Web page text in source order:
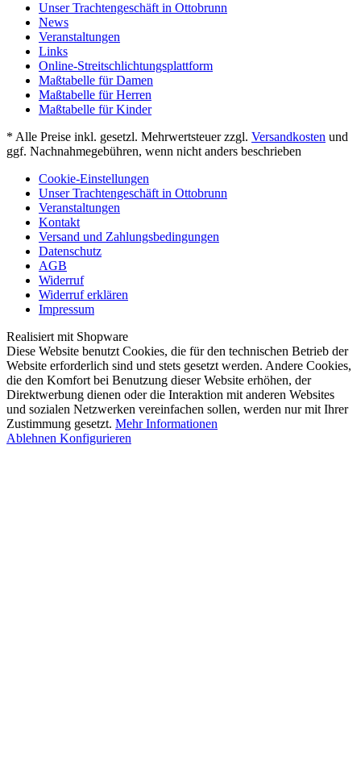
Unser Trachtengeschäft in Ottobrunn
News
Veranstaltungen
Links
Online-Streitschlichtungsplattform
Maßtabelle für Damen
Maßtabelle für Herren
Maßtabelle für Kinder
* Alle Preise inkl. gesetzl. Mehrwertsteuer zzgl. Versandkosten und
ggf. Nachnahmegebühren, wenn nicht anders beschrieben
Cookie-Einstellungen
Unser Trachtengeschäft in Ottobrunn
Veranstaltungen
Kontakt
Versand und Zahlungsbedingungen
Datenschutz
AGB
Widerruf
Widerruf erklären
Impressum
Realisiert mit Shopware
Diese Website benutzt Cookies, die für den technischen Betrieb der
Website erforderlich sind und stets gesetzt werden. Andere Cookies,
die den Komfort bei Benutzung dieser Website erhöhen, der
Direktwerbung dienen oder die Interaktion mit anderen Websites
und sozialen Netzwerken vereinfachen sollen, werden nur mit Ihrer
Zustimmung gesetzt. Mehr Informationen
Ablehnen Konfigurieren